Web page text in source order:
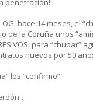
penetración!!
hace 14 meses, el
de la Coruña unos
para “chupar”
nuevos por 50
los “confirmo”